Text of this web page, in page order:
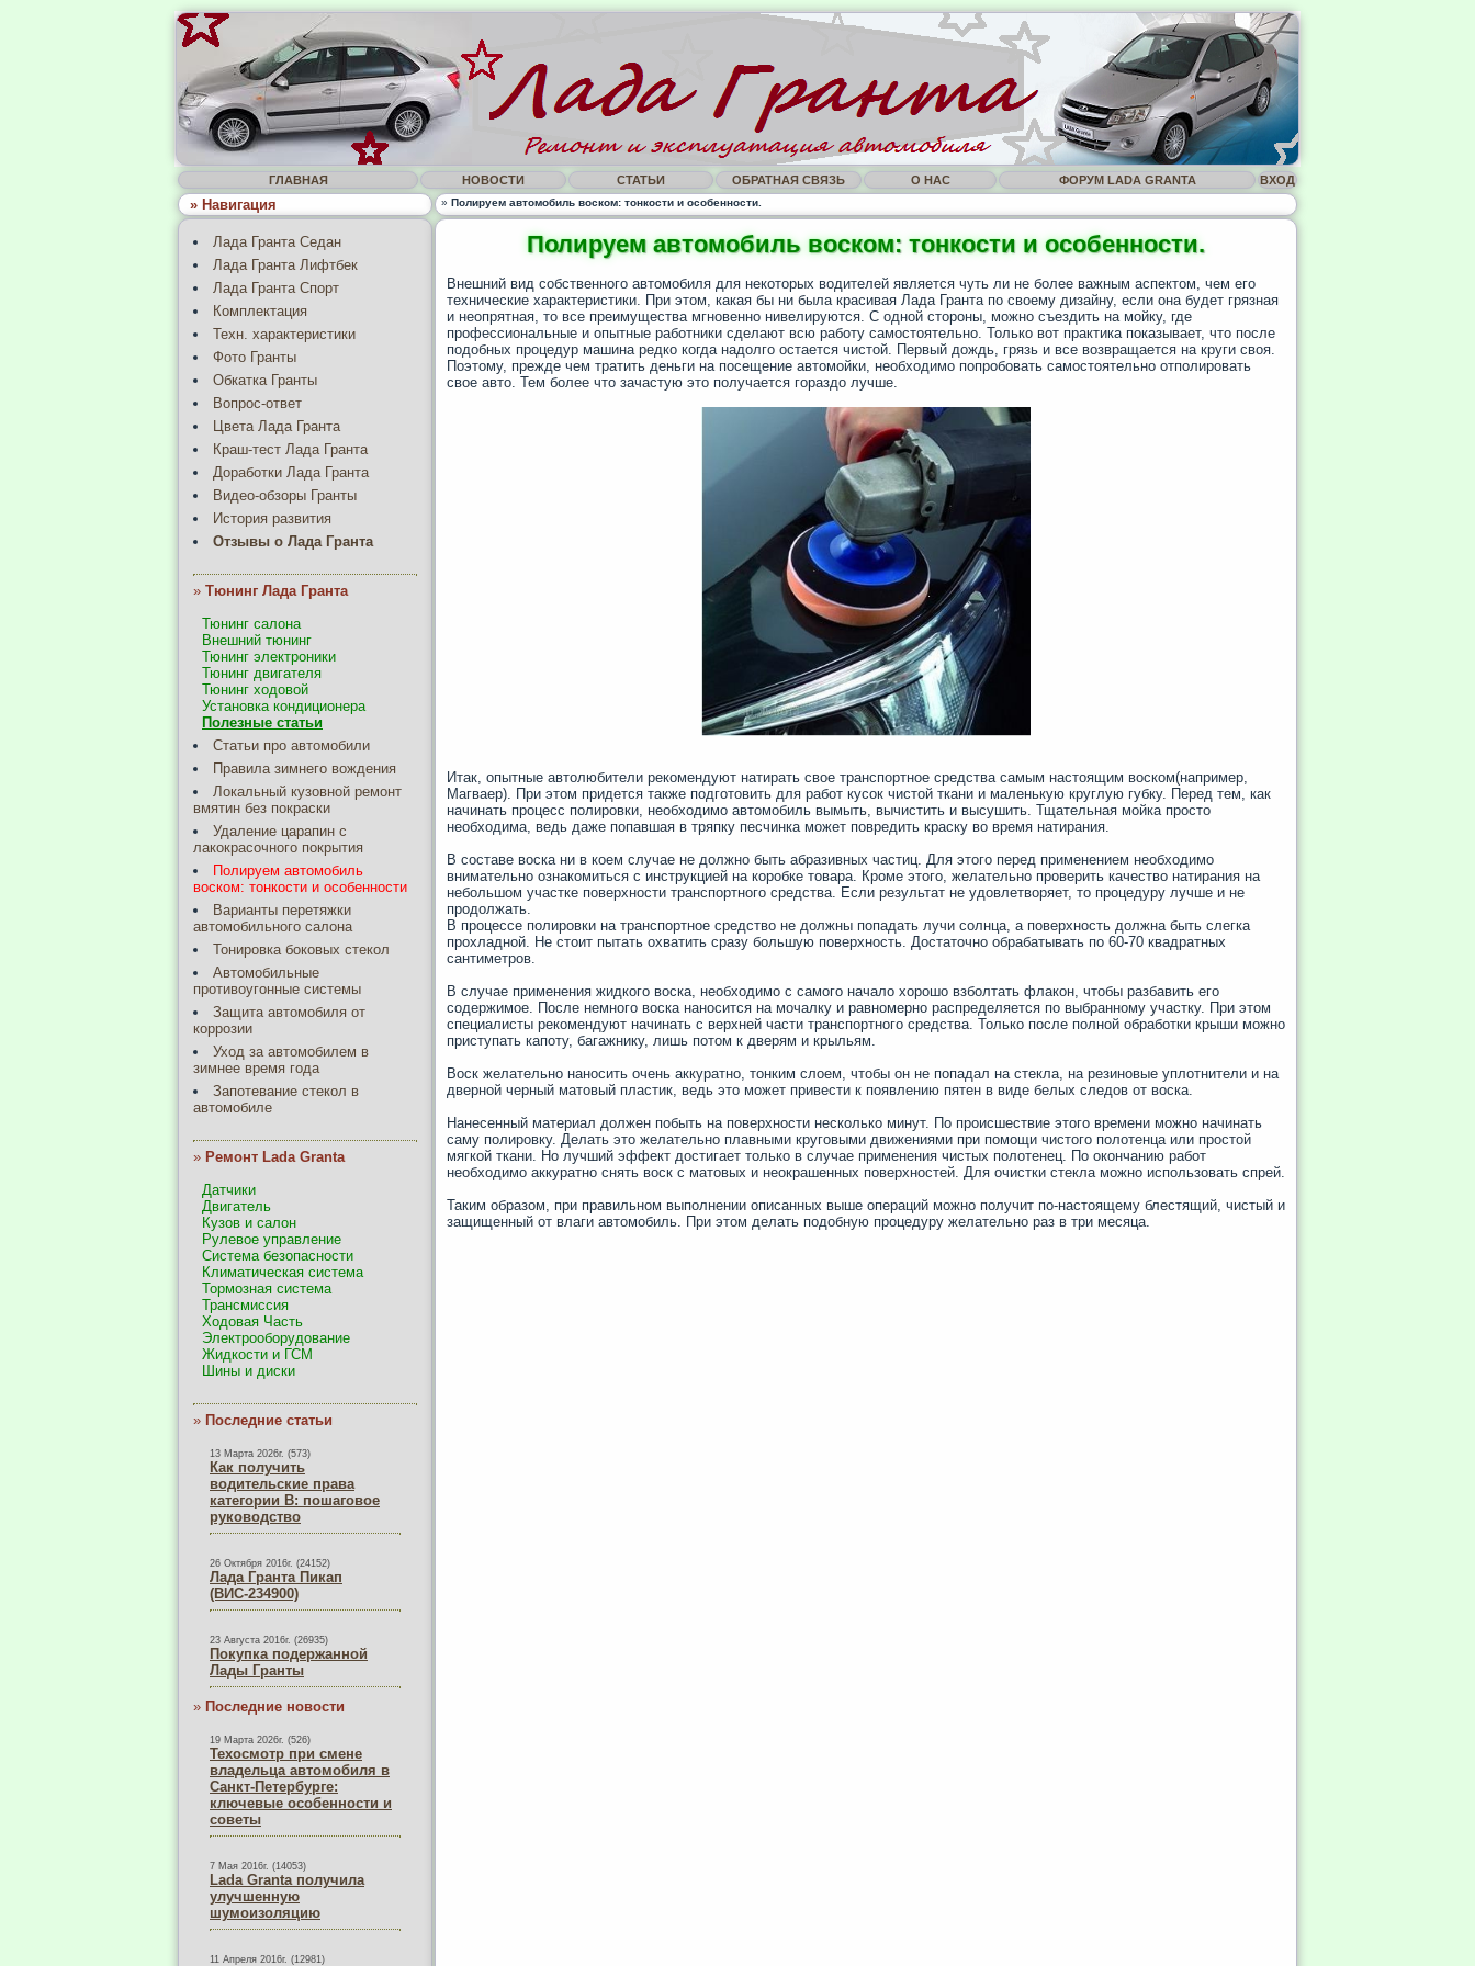
ГЛАВНАЯ НОВОСТИ СТАТЬИ ОБРАТНАЯ СВЯЗЬ О НАС ФОРУМ LADA GRANTA ВХОД
» Навигация » Полируем автомобиль воском: тонкости и особенности.
Лада Гранта Седан
Лада Гранта Лифтбек
Лада Гранта Спорт
Комплектация
Техн. характеристики
Фото Гранты
Обкатка Гранты
Вопрос-ответ
Цвета Лада Гранта
Краш-тест Лада Гранта
Доработки Лада Гранта
Видео-обзоры Гранты
История развития
Отзывы о Лада Гранта
» Тюнинг Лада Гранта
Тюнинг салона
Внешний тюнинг
Тюнинг электроники
Тюнинг двигателя
Тюнинг ходовой
Установка кондиционера
Полезные статьи
Статьи про автомобили
Правила зимнего вождения
Локальный кузовной ремонт
вмятин без покраски
Удаление царапин с
лакокрасочного покрытия
Полируем автомобиль
воском: тонкости и особенности
Варианты перетяжки
автомобильного салона
Тонировка боковых стекол
Автомобильные
противоугонные системы
Защита автомобиля от
коррозии
Уход за автомобилем в
зимнее время года
Запотевание стекол в
автомобиле
» Ремонт Lada Granta
Датчики
Двигатель
Кузов и салон
Рулевое управление
Система безопасности
Климатическая система
Тормозная система
Трансмиссия
Ходовая Часть
Электрооборудование
Жидкости и ГСМ
Шины и диски
» Последние статьи
13 Марта 2026г. (573)
Как получить
водительские права
категории B: пошаговое
руководство
26 Октября 2016г. (24152)
Лада Гранта Пикап
(ВИС-234900)
23 Августа 2016г. (26935)
Покупка подержанной
Лады Гранты
» Последние новости
19 Марта 2026г. (526)
Техосмотр при смене
владельца автомобиля в
Санкт-Петербурге:
ключевые особенности и
советы
7 Мая 2016г. (14053)
Lada Granta получила
улучшенную
шумоизоляцию
11 Апреля 2016г. (12981)
Полируем автомобиль воском: тонкости и особенности.
Внешний вид собственного автомобиля для некоторых водителей является чуть ли не более важным аспектом, чем его
технические характеристики. При этом, какая бы ни была красивая Лада Гранта по своему дизайну, если она будет грязная
и неопрятная, то все преимущества мгновенно нивелируются. С одной стороны, можно съездить на мойку, где
профессиональные и опытные работники сделают всю работу самостоятельно. Только вот практика показывает, что после
подобных процедур машина редко когда надолго остается чистой. Первый дождь, грязь и все возвращается на круги своя.
Поэтому, прежде чем тратить деньги на посещение автомойки, необходимо попробовать самостоятельно отполировать
свое авто. Тем более что зачастую это получается гораздо лучше.
Итак, опытные автолюбители рекомендуют натирать свое транспортное средства самым настоящим воском(например,
Магваер). При этом придется также подготовить для работ кусок чистой ткани и маленькую круглую губку. Перед тем, как
начинать процесс полировки, необходимо автомобиль вымыть, вычистить и высушить. Тщательная мойка просто
необходима, ведь даже попавшая в тряпку песчинка может повредить краску во время натирания.
В составе воска ни в коем случае не должно быть абразивных частиц. Для этого перед применением необходимо
внимательно ознакомиться с инструкцией на коробке товара. Кроме этого, желательно проверить качество натирания на
небольшом участке поверхности транспортного средства. Если результат не удовлетворяет, то процедуру лучше и не
продолжать.
В процессе полировки на транспортное средство не должны попадать лучи солнца, а поверхность должна быть слегка
прохладной. Не стоит пытать охватить сразу большую поверхность. Достаточно обрабатывать по 60-70 квадратных
сантиметров.
В случае применения жидкого воска, необходимо с самого начало хорошо взболтать флакон, чтобы разбавить его
содержимое. После немного воска наносится на мочалку и равномерно распределяется по выбранному участку. При этом
специалисты рекомендуют начинать с верхней части транспортного средства. Только после полной обработки крыши можно
приступать капоту, багажнику, лишь потом к дверям и крыльям.
Воск желательно наносить очень аккуратно, тонким слоем, чтобы он не попадал на стекла, на резиновые уплотнители и на
дверной черный матовый пластик, ведь это может привести к появлению пятен в виде белых следов от воска.
Нанесенный материал должен побыть на поверхности несколько минут. По происшествие этого времени можно начинать
саму полировку. Делать это желательно плавными круговыми движениями при помощи чистого полотенца или простой
мягкой ткани. Но лучший эффект достигает только в случае применения чистых полотенец. По окончанию работ
необходимо аккуратно снять воск с матовых и неокрашенных поверхностей. Для очистки стекла можно использовать спрей.
Таким образом, при правильном выполнении описанных выше операций можно получит по-настоящему блестящий, чистый и
защищенный от влаги автомобиль. При этом делать подобную процедуру желательно раз в три месяца.